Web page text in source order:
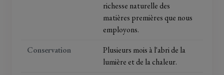
richesse naturelle des
matières premières que nous
employons.
Conservation
Plusieurs mois à l'abri de la
lumière et de la chaleur.